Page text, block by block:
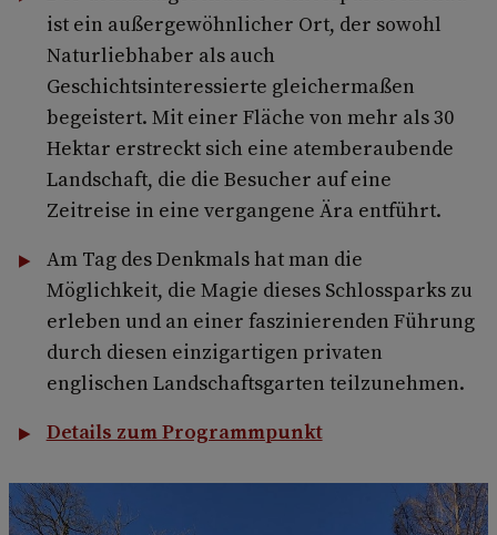
ist ein außergewöhnlicher Ort, der sowohl
Naturliebhaber als auch
Geschichtsinteressierte gleichermaßen
begeistert. Mit einer Fläche von mehr als 30
Hektar erstreckt sich eine atemberaubende
Landschaft, die die Besucher auf eine
Zeitreise in eine vergangene Ära entführt.
Am Tag des Denkmals hat man die
Möglichkeit, die Magie dieses Schlossparks zu
erleben und an einer faszinierenden Führung
durch diesen einzigartigen privaten
englischen Landschaftsgarten teilzunehmen.
Details zum Programmpunkt